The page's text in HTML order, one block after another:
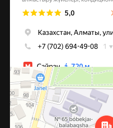
Алматы
Улица Михаила Шолохова, 49 —